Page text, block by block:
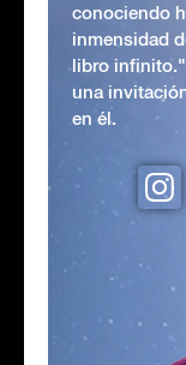
conociendo
inmensidad
libro infinito."
una
en él.